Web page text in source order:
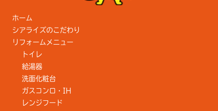
ホーム
シアライズのこだわり
リフォームメニュー
トイレ
給湯器
洗面化粧台
ガスコンロ・IH
レンジフード